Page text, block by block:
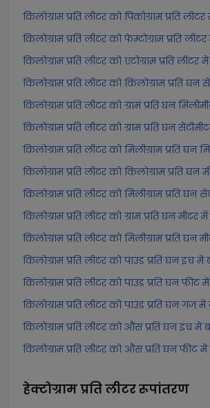
किलोग्राम प्रति लीटर को पिकोग्राम प्रति
किलोग्राम प्रति लीटर को फेम्टोग्राम प्रति
किलोग्राम प्रति लीटर को एटोग्राम प्रति लीटर
किलोग्राम प्रति लीटर को किलोग्राम प्रति घन
किलोग्राम प्रति लीटर को ग्राम प्रति घन
किलोग्राम प्रति लीटर को ग्राम प्रति घन
किलोग्राम प्रति लीटर को मिलीग्राम प्रति घन
किलोग्राम प्रति लीटर को किलोग्राम प्रति घन
किलोग्राम प्रति लीटर को मिलीग्राम प्रति घन
किलोग्राम प्रति लीटर को ग्राम प्रति घन मीटर
किलोग्राम प्रति लीटर को मिलीग्राम प्रति घन
किलोग्राम प्रति लीटर को पाउंड प्रति घन इंच
किलोग्राम प्रति लीटर को पाउंड प्रति घन फीट
किलोग्राम प्रति लीटर को पाउंड प्रति घन गज
किलोग्राम प्रति लीटर को औंस प्रति घन इंच में
किलोग्राम प्रति लीटर को औंस प्रति घन फीट
हेक्टोग्राम प्रति लीटररूपांतरण